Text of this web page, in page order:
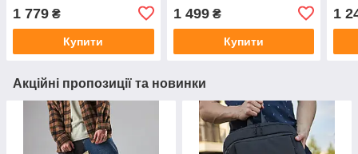
1 779 ₴
Купити
1 499₴
Купити
1
Акційні пропозиції та новинки